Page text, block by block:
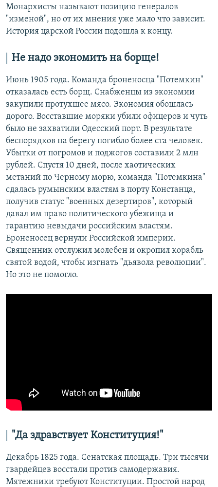
Монархисты называют позицию генералов
"изменой", но от их мнения уже мало что зависит.
История царской России подошла к концу.
Не надо экономить на борще!
Июнь 1905 года. Команда броненосца "Потемкин"
отказалась есть борщ. Снабженцы из экономии
закупили протухшее мясо. Экономия обошлась
дорого. Восставшие моряки убили офицеров и чуть
было не захватили Одесский порт. В результате
беспорядков на берегу погибло более ста человек.
Убытки от погромов и поджогов составили 2 млн
рублей. Спустя 10 дней, после хаотических
метаний по Черному морю, команда "Потемкина"
сдалась румынским властям в порту Констанца,
получив статус "военных дезертиров", который
давал им право политического убежища и
гарантию невыдачи российским властям.
Броненосец вернули Российской империи.
Священник отслужил молебен и окропил корабль
святой водой, чтобы изгнать "дьявола революции".
Но это не помогло.
"Да здравствует Конституция!"
Декабрь 1825 года. Сенатская площадь. Три тысячи
гвардейцев восстали против самодержавия.
Мятежники требуют Конституции. Простой народ